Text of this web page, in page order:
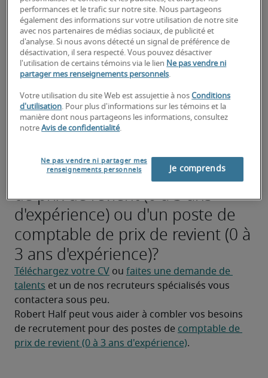
aux coûts des matériaux, de la main-d'œuvre et
des frais généraux.
Analyser les écarts entre les coûts standard et
les coûts réels pour comprendre les
dépassements de coûts.
Contribuer à l'élaboration et à la mise en œuvre
de modèles de calcul des coûts standard afin
d'établir des critères de référence pour le
À la recherche d'un comptable
de prix de revient (0 à 3 ans
d'expérience) ou d'un poste de
comptable de prix de revient (0 à
3 ans d'expérience)?
Téléchargez votre CV ou faites une demande de
talents et un de nos recruteurs spécialisés vous
contactera sous peu.
Robert Half peut vous aider à combler vos besoins
de recrutement pour des postes de comptable de
prix de revient (0 à 3 ans d'expérience).
performances et le trafic sur notre site. Nous partageons
également des informations sur votre utilisation de notre site
avec nos partenaires de médias sociaux, de publicité et
d'analyse. Si nous avons détecté un signal de préférence de
désactivation, il sera respecté. Vous pouvez désactiver
l'utilisation de certains témoins via le lien Ne pas vendre ni
partager mes renseignements personnels.
Votre utilisation du site Web est assujettie à nosConditions
d'utilisation . Pour plus d'informations sur les témoins et la
manière dont nous partageons les informations, consultez
notreAvis de confidentialité.
Ne pas vendre ni partager mes
renseignements personnels
Je comprends